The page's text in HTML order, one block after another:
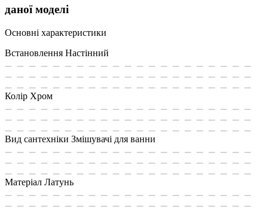
даної моделі
Основні характеристики
Встановлення Настінний
Колір Хром
Вид сантехніки Змішувачі для ванни
Матеріал Латунь